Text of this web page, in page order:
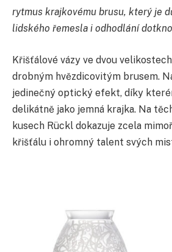
rytmus krajkovému brusu, který je
lidského řemesla i odhodlání
Křišťálové vázy ve dvou
drobným hvězdicovitým brusem.
jedinečný optický efekt, díky
delikátně jako jemná krajka. Na
kusech Rückl dokazuje zcela
křišťálu i ohromný talent svých